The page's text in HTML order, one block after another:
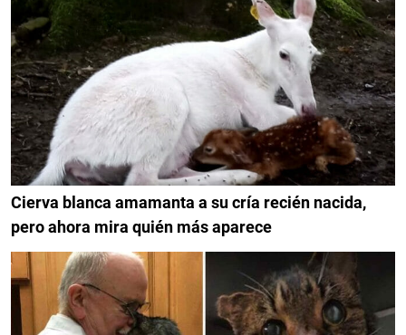
Cierva blanca amamanta a su cría recién nacida,
pero ahora mira quién más aparece